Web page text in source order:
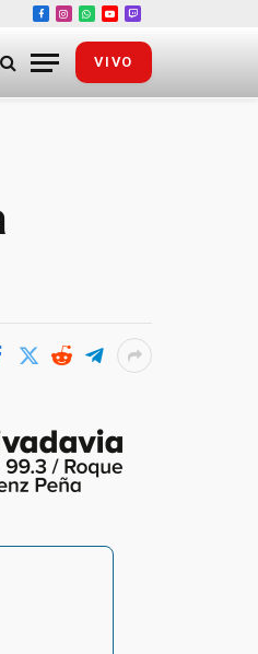
Facebook
Instagram
WhatsApp
YouTube
Twitch
VIVO